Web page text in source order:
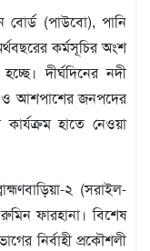
বোর্ড (পাউবো), পানি
কর্মসূচির অংশ
দীর্ঘদিনের নদী
ও আশপাশের জনপদের
হাতে নেওয়া
২ (সরাইল-
ফারহানা। বিশেষ
নির্বাহী প্রকৌশলী